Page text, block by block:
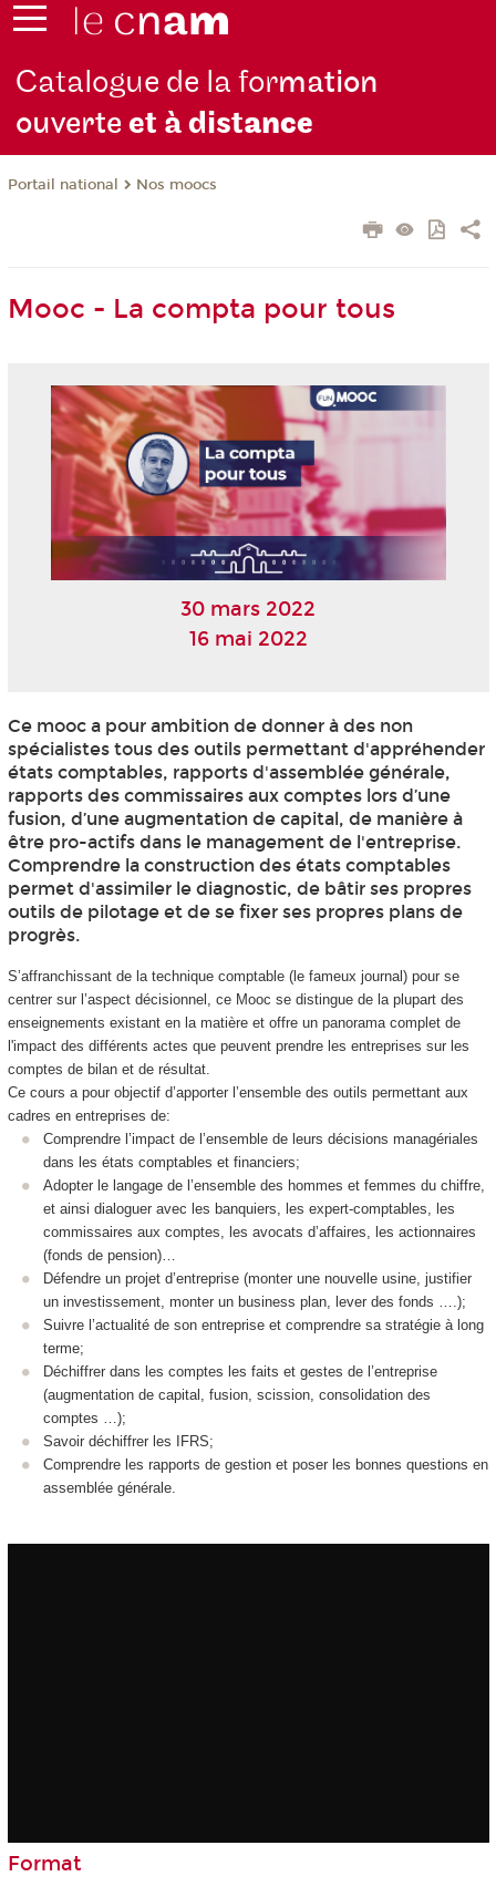
Catalogue de la formation
ouverteet à distance
Portail national Nos moocs
Mooc - La compta pour tous
30 mars 2022
16 mai 2022
Ce mooca pour ambition de donner à des non
spécialistes tous des outils permettant d'appréhender
états comptables, rapports d'assemblée générale,
rapports des commissaires aux comptes lors d’une
fusion, d’une augmentation de capital, de manière à
être pro-actifs dans le management de l'entreprise.
Comprendre la construction des états comptables
permet d'assimiler le diagnostic, de bâtir ses propres
outils de pilotage et de se fixer ses propres plans de
progrès.
S’affranchissant de la technique comptable (le fameux journal) pour se
centrer sur l’aspect décisionnel, ce Mooc se distingue de la plupart des
enseignements existant en la matière et offre un panorama complet de
l'impact des différents actes que peuvent prendre les entreprises sur les
comptes de bilan et de résultat.
Ce cours a pour objectif d’apporter l’ensemble des outils permettant aux
cadres en entreprises de:
Comprendre l’impact de l’ensemble de leurs décisions managériales
dans les états comptables et financiers;
Adopter le langage de l’ensemble des hommes et femmes du chiffre,
et ainsi dialoguer avec les banquiers, les expert-comptables, les
commissaires aux comptes, les avocats d’affaires, les actionnaires
(fonds de pension)…
Défendre un projet d’entreprise (monter une nouvelle usine, justifier
un investissement, monter un business plan, lever des fonds ….);
Suivre l’actualité de son entreprise et comprendre sa stratégie à long
terme;
Déchiffrer dans les comptes les faits et gestes de l’entreprise
(augmentation de capital, fusion, scission, consolidation des
comptes …);
Savoir déchiffrer les IFRS;
Comprendre les rapports de gestion et poser les bonnes questions en
assemblée générale.
Format